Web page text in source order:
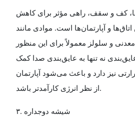
کف و سقف، راهی مؤثر برای کاهش
اتاق‌ها و آپارتمان‌ها است. موادی مانند
و سلولز معمولاً برای این منظور
نه تنها به عایق‌بندی صدا کمک
نیز دارد و باعث می‌شود آپارتمان
از نظر انرژی کارآمدتر باشد.
۳. شیشه دوجداره